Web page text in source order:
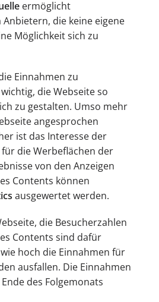
ermöglicht
die keine eigene
Möglichkeit sich zu
Einnahmen zu
die Webseite so
zu gestalten. Umso mehr
angesprochen
ist das Interesse der
die Werbeflächen der
von den Anzeigen
Contents können
ausgewertet werden.
die Besucherzahlen
Contents sind dafür
hoch die Einnahmen für
ausfallen. Die Einnahmen
des Folgemonats